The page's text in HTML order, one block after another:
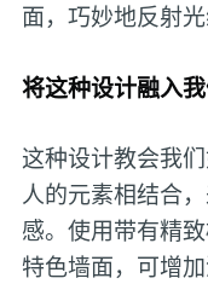
面，巧妙地反射
将这种设计融入
这种设计教会我
人的元素相结合
感。使用带有精
特色墙面，可增